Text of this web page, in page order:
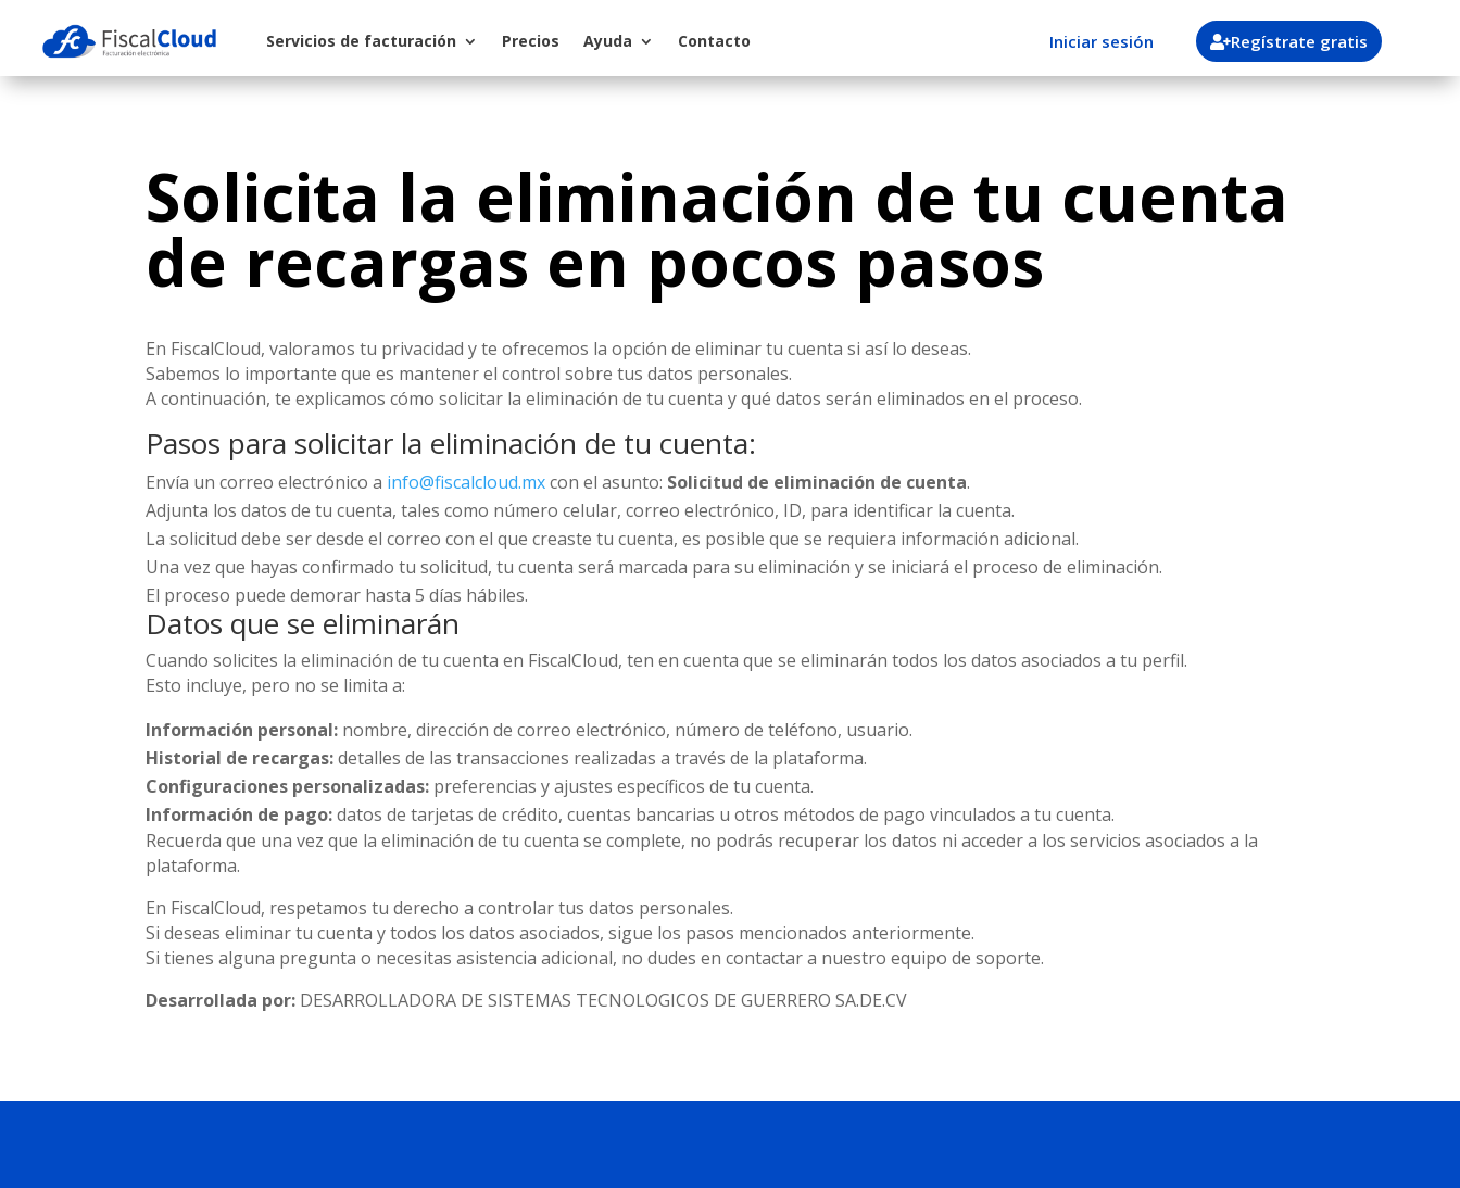
Servicios de facturación Precios Ayuda Contacto Iniciar sesión Regístrate gratis
Solicita la eliminación de tu cuenta
de recargas en pocos pasos
En FiscalCloud, valoramos tu privacidad y te ofrecemos la opción de eliminar tu cuenta si así lo deseas.
Sabemos lo importante que es mantener el control sobre tus datos personales.
A continuación, te explicamos cómo solicitar la eliminación de tu cuenta y qué datos serán eliminados en el proceso.
Pasos para solicitar la eliminación de tu cuenta:
Envía un correo electrónico a info@fiscalcloud.mxcon el asunto: Solicitud de eliminación de cuenta.
Adjunta los datos de tu cuenta, tales como número celular, correo electrónico, ID, para identificar la cuenta.
La solicitud debe ser desde el correo con el que creaste tu cuenta, es posible que se requiera información adicional.
Una vez que hayas confirmado tu solicitud, tu cuenta será marcada para su eliminación y se iniciará el proceso de eliminación.
El proceso puede demorar hasta 5 días hábiles.
Datos que se eliminarán
Cuando solicites la eliminación de tu cuenta en FiscalCloud, ten en cuenta que se eliminarán todos los datos asociados a tu perfil.
Esto incluye, pero no se limita a:
Información personal: nombre, dirección de correo electrónico, número de teléfono, usuario.
Historial de recargas:detalles de las transacciones realizadas a través de la plataforma.
Configuraciones personalizadas: preferencias y ajustes específicos de tu cuenta.
Información de pago:datos de tarjetas de crédito, cuentas bancarias u otros métodos de pago vinculados a tu cuenta.
Recuerda que una vez que la eliminación de tu cuenta se complete, no podrás recuperar los datos ni acceder a los servicios asociados a la
plataforma.
En FiscalCloud, respetamos tu derecho a controlar tus datos personales.
Si deseas eliminar tu cuenta y todos los datos asociados, sigue los pasos mencionados anteriormente.
Si tienes alguna pregunta o necesitas asistencia adicional, no dudes en contactar a nuestro equipo de soporte.
Desarrollada por: DESARROLLADORA DE SISTEMAS TECNOLOGICOS DE GUERRERO SA.DE.CV